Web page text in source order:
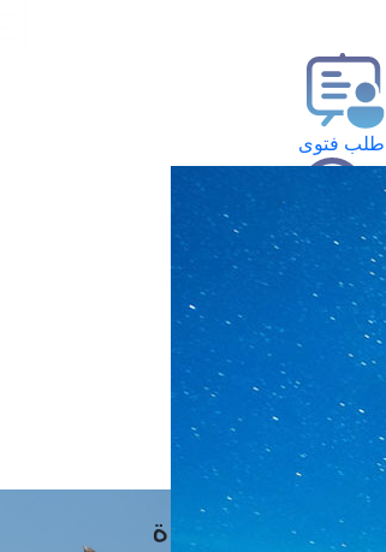
طلب فتوى
استعلام عن فتوى
حجز موعد
الفتوى الهاتفية
مَواقِيتُ الصَّـــلاة